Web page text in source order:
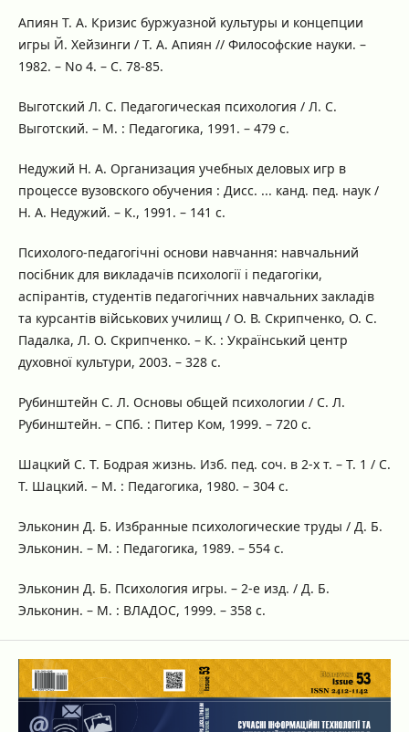
Апиян Т. А. Кризис буржуазной культуры и концепции
игры Й. Хейзинги / Т. А. Апиян // Философские науки. –
1982. – No 4. – С. 78-85.
Выготский Л. С. Педагогическая психология / Л. С.
Выготский. – М. : Педагогика, 1991. – 479 с.
Недужий Н. А. Организация учебных деловых игр в
процессе вузовского обучения : Дисс. ... канд. пед. наук /
Н. А. Недужий. – К., 1991. – 141 с.
Психолого-педагогічні основи навчання: навчальний
посібник для викладачів психології і педагогіки,
аспірантів, студентів педагогічних навчальних закладів
та курсантів військових училищ / О. В. Скрипченко, О. С.
Падалка, Л. О. Скрипченко. – К. : Український центр
духовної культури, 2003. – 328 с.
Рубинштейн С. Л. Основы общей психологии / С. Л.
Рубинштейн. – СПб. : Питер Ком, 1999. – 720 с.
Шацкий С. Т. Бодрая жизнь. Изб. пед. соч. в 2-х т. – Т. 1 / С.
Т. Шацкий. – М. : Педагогика, 1980. – 304 с.
Эльконин Д. Б. Избранные психологические труды / Д. Б.
Эльконин. – М. : Педагогика, 1989. – 554 с.
Эльконин Д. Б. Психология игры. – 2-е изд. / Д. Б.
Эльконин. – М. : ВЛАДОС, 1999. – 358 с.